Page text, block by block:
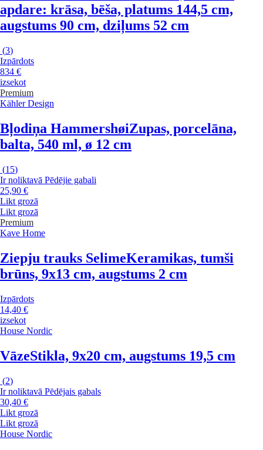
apdare: krāsa, bēša, platums 144,5 cm,
augstums 90 cm, dziļums 52 cm
(3)
Izpārdots
834 €
izsekot
Premium
Kähler Design
Bļodiņa HammershøiZupas, porcelāna,
balta, 540 ml, ø 12 cm
(15)
Ir noliktavā Pēdējie gabali
25,90 €
Likt grozā
Likt grozā
Premium
Kave Home
Ziepju trauks SelimeKeramikas, tumši
brūns, 9x13 cm, augstums 2 cm
Izpārdots
14,40 €
izsekot
House Nordic
VāzeStikla, 9x20 cm, augstums 19,5 cm
(2)
Ir noliktavā Pēdējais gabals
30,40 €
Likt grozā
Likt grozā
House Nordic